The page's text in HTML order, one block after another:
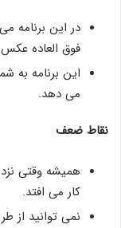
در این برنامه
فوق العاده
این برنامه به
می دهد.
نقاط ضعف
همیشه وقتی
کار می افتد.
نمی توانید از